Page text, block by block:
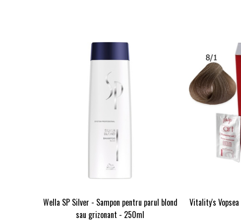
Wella SP Silver - Sampon pentru parul blond
sau grizonant - 250ml
Vitality's